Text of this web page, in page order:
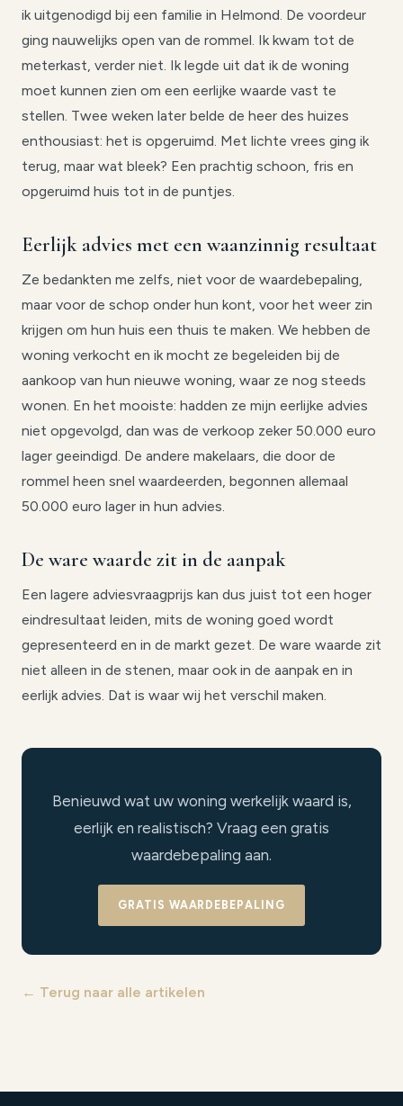
ik uitgenodigd bij een familie in Helmond. De voordeur
ging nauwelijks open van de rommel. Ik kwam tot de
meterkast, verder niet. Ik legde uit dat ik de woning
moet kunnen zien om een eerlijke waarde vast te
stellen. Twee weken later belde de heer des huizes
enthousiast: het is opgeruimd. Met lichte vrees ging ik
terug, maar wat bleek? Een prachtig schoon, fris en
opgeruimd huis tot in de puntjes.
Eerlijk advies met een waanzinnig resultaat
Ze bedankten me zelfs, niet voor de waardebepaling,
maar voor de schop onder hun kont, voor het weer zin
krijgen om hun huis een thuis te maken. We hebben de
woning verkocht en ik mocht ze begeleiden bij de
aankoop van hun nieuwe woning, waar ze nog steeds
wonen. En het mooiste: hadden ze mijn eerlijke advies
niet opgevolgd, dan was de verkoop zeker 50.000 euro
lager geeindigd. De andere makelaars, die door de
rommel heen snel waardeerden, begonnen allemaal
50.000 euro lager in hun advies.
De ware waarde zit in de aanpak
Een lagere adviesvraagprijs kan dus juist tot een hoger
eindresultaat leiden, mits de woning goed wordt
gepresenteerd en in de markt gezet. De ware waarde zit
niet alleen in de stenen, maar ook in de aanpak en in
eerlijk advies. Dat is waar wij het verschil maken.
Benieuwd wat uw woning werkelijk waard is,
eerlijk en realistisch? Vraag een gratis
waardebepaling aan.
GRATIS WAARDEBEPALING
← Terug naar alle artikelen